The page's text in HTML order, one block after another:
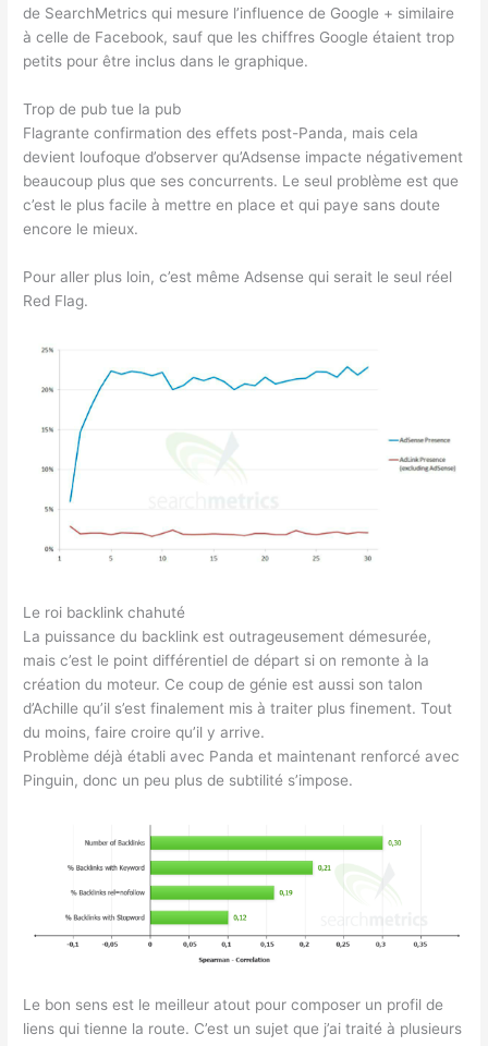
de SearchMetrics qui mesure l’influence de Google + similaire
à celle de Facebook, sauf que les chiffres Google étaient trop
petits pour être inclus dans le graphique.
Trop de pub tue la pub
Flagrante confirmation des effets post-Panda, mais cela
devient loufoque d’observer qu’Adsense impacte négativement
beaucoup plus que ses concurrents. Le seul problème est que
c’est le plus facile à mettre en place et qui paye sans doute
encore le mieux.
Pour aller plus loin, c’est même Adsense qui serait le seul réel
Red Flag.
Le roi backlink chahuté
La puissance du backlink est outrageusement démesurée,
mais c’est le point différentiel de départ si on remonte à la
création du moteur. Ce coup de génie est aussi son talon
d’Achille qu’il s’est finalement mis à traiter plus finement. Tout
du moins, faire croire qu’il y arrive.
Problème déjà établi avec Panda et maintenant renforcé avec
Pinguin, donc un peu plus de subtilité s’impose.
Le bon sens est le meilleur atout pour composer un profil de
liens qui tienne la route. C’est un sujet que j’ai traité à plusieurs